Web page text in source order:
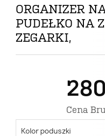
ORGANIZER
PUDEŁKO NA
ZEGARKI,
Cena
Kolor poduszki